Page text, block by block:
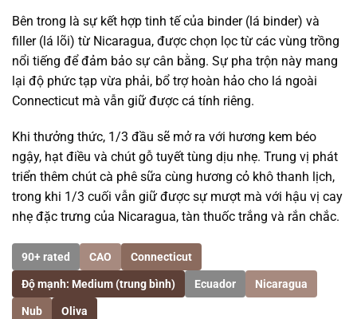
Bên trong là sự kết hợp tinh tế của binder (lá binder) và
filler (lá lõi) từ Nicaragua, được chọn lọc từ các vùng trồng
nổi tiếng để đảm bảo sự cân bằng. Sự pha trộn này mang
lại độ phức tạp vừa phải, bổ trợ hoàn hảo cho lá ngoài
Connecticut mà vẫn giữ được cá tính riêng.
Khi thưởng thức, 1/3 đầu sẽ mở ra với hương kem béo
ngậy, hạt điều và chút gỗ tuyết tùng dịu nhẹ. Trung vị phát
triển thêm chút cà phê sữa cùng hương cỏ khô thanh lịch,
trong khi 1/3 cuối vẫn giữ được sự mượt mà với hậu vị cay
nhẹ đặc trưng của Nicaragua, tàn thuốc trắng và rắn chắc.
90+ rated CAO Connecticut
Độ mạnh: Medium (trung bình) Ecuador Nicaragua
Nub Oliva